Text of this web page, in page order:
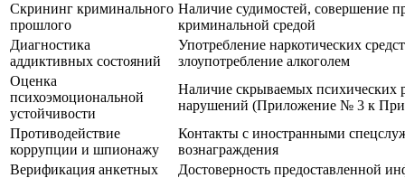
Скрининг криминального
прошлого
Наличие судимостей, совершение
криминальной средой
Диагностика
аддиктивных состояний
Употребление наркотических
злоупотребление алкоголем
Оценка
психоэмоциональной
устойчивости
Наличие скрываемых психических
нарушений (Приложение № 3 к
Противодействие
коррупции и шпионажу
Контакты с иностранными
вознаграждения
Верификация анкетных
Достоверность предоставленной